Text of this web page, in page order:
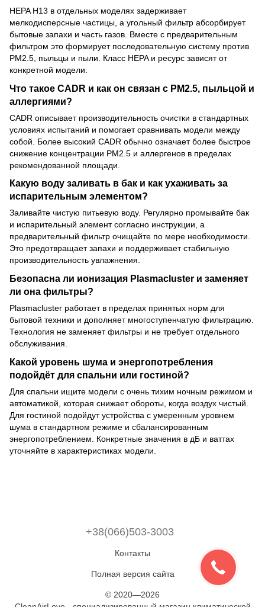
HEPA H13 в отдельных моделях задерживает
мелкодисперсные частицы, а угольный фильтр абсорбирует
бытовые запахи и часть газов. Вместе с предварительным
фильтром это формирует последовательную систему против
PM2.5, пыльцы и пыли. Класс HEPA и ресурс зависят от
конкретной модели.
Что такое CADR и как он связан с PM2.5, пыльцой и
аллергиями?
CADR описывает производительность очистки в стандартных
условиях испытаний и помогает сравнивать модели между
собой. Более высокий CADR обычно означает более быстрое
снижение концентрации PM2.5 и аллергенов в пределах
рекомендованной площади.
Какую воду заливать в бак и как ухаживать за
испарительным элементом?
Заливайте чистую питьевую воду. Регулярно промывайте бак
и испарительный элемент согласно инструкции, а
предварительный фильтр очищайте по мере необходимости.
Это предотвращает запахи и поддерживает стабильную
производительность увлажнения.
Безопасна ли ионизация Plasmacluster и заменяет
ли она фильтры?
Plasmacluster работает в пределах принятых норм для
бытовой техники и дополняет многоступенчатую фильтрацию.
Технология не заменяет фильтры и не требует отдельного
обслуживания.
Какой уровень шума и энергопотребления
подойдёт для спальни или гостиной?
Для спальни ищите модели с очень тихим ночным режимом и
автоматикой, которая снижает обороты, когда воздух чистый.
Для гостиной подойдут устройства с умеренным уровнем
шума в стандартном режиме и сбалансированным
энергопотреблением. Конкретные значения в дБ и ваттах
уточняйте в характеристиках модели.
+38(066)503-3003
Контакты
Полная версия сайта
© 2020—2026